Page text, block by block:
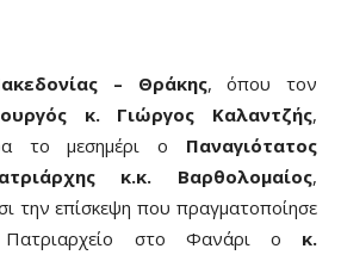
– Θράκης, όπου τον
κ. Γιώργος Καλαντζής,
το μεσημέρι ο Παναγιότατος
κ.κ. Βαρθολομαίος,
την επίσκεψη που πραγματοποίησε
Πατριαρχείο στο Φανάρι ο κ.